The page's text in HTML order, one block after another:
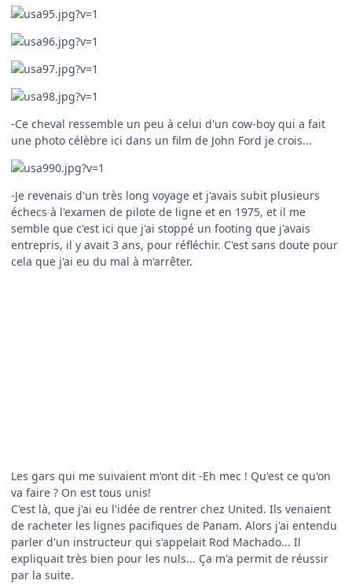
-Ce cheval ressemble un peu à celui d'un cow-boy qui a fait
une photo célèbre ici dans un film de John Ford je crois...
-Je revenais d'un très long voyage et j'avais subit plusieurs
échecs à l'examen de pilote de ligne et en 1975, et il me
semble que c'est ici que j'ai stoppé un footing que j'avais
entrepris, il y avait 3 ans, pour réfléchir. C'est sans doute pour
cela que j'ai eu du mal à m'arrêter.
Les gars qui me suivaient m'ont dit -Eh mec ! Qu'est ce qu'on
va faire ? On est tous unis!
C'est là, que j'ai eu l'idée de rentrer chez United. Ils venaient
de racheter les lignes pacifiques de Panam. Alors j'ai entendu
parler d'un instructeur qui s'appelait Rod Machado... Il
expliquait très bien pour les nuls... Ça m'a permit de réussir
par la suite.